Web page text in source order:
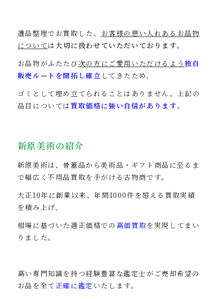
遺品整理でお買取した、 お客様の思い入れあるお品物
については大切に扱わせていただいております。
お品物がふたたび次の方にご愛用いただけるよう独自
販売ルートを開拓し確立 してきたため、
ゴミとして埋め立てられることはありません。上記の
品目については 買取価格に強い自信があります。
新原美術の紹介
新原美術は、骨董品から美術品・ギフト商品に至るま
で幅広く不用品買取を手がける古物商です。
大正10年に創業以来、年間1000件を超える買取実績
を積み上げ、
相場に基づいた適正価格での 高価買取を実現してまい
りました。
高い専門知識を持つ経験豊富な鑑定士がご売却希望の
お品を全て 正確に鑑定 いたします。